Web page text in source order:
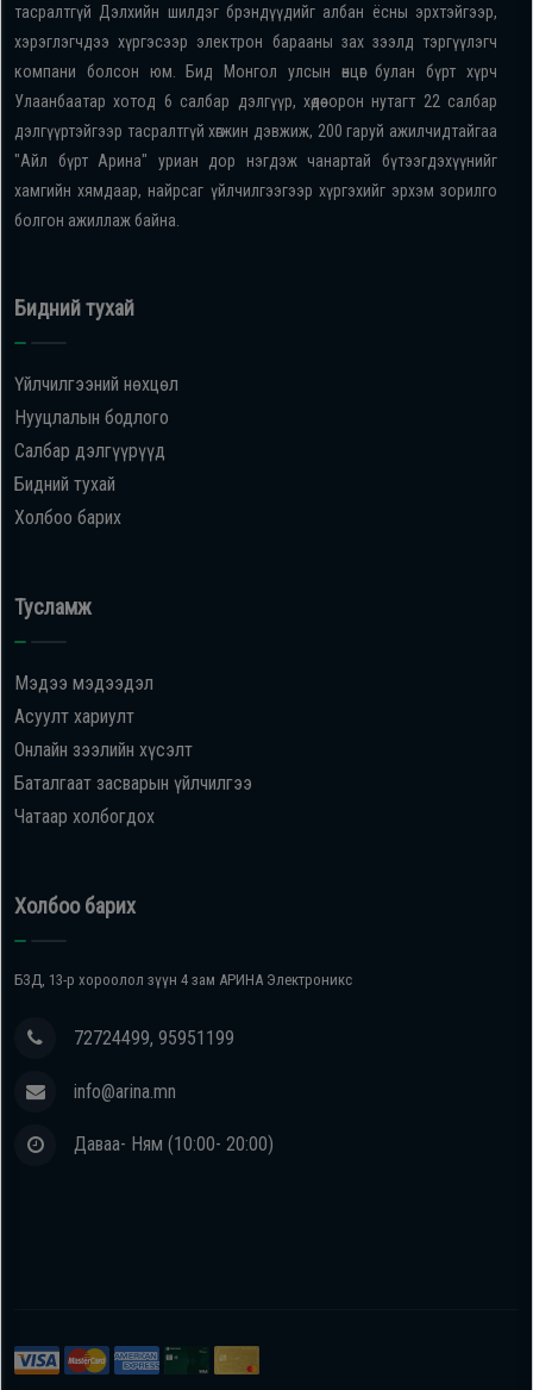
тасралтгүй Дэлхийн шилдэг брэндүүдийг албан ёсны эрхтэйгээр,
хэрэглэгчдээ хүргэсээр электрон барааны зах зээлд тэргүүлэгч
компани болсон юм. Бид Монгол улсын өнцөг булан бүрт хүрч
Улаанбаатар хотод 6 салбар дэлгүүр, хөдөө орон нутагт 22 салбар
дэлгүүртэйгээр тасралтгүй хөгжин дэвжиж, 200 гаруй ажилчидтайгаа
"Айл бүрт Арина" уриан дор нэгдэж чанартай бүтээгдэхүүнийг
хамгийн хямдаар, найрсаг үйлчилгээгээр хүргэхийг эрхэм зорилго
болгон ажиллаж байна.
Бидний тухай
Үйлчилгээний нөхцөл
Нууцлалын бодлого
Салбар дэлгүүрүүд
Бидний тухай
Холбоо барих
Тусламж
Мэдээ мэдээдэл
Асуулт хариулт
Онлайн зээлийн хүсэлт
Баталгаат засварын үйлчилгээ
Чатаар холбогдох
Холбоо барих
БЗД, 13-р хороолол зүүн 4 зам АРИНА Электроникс
72724499, 95951199
info@arina.mn
Даваа- Ням (10:00- 20:00)